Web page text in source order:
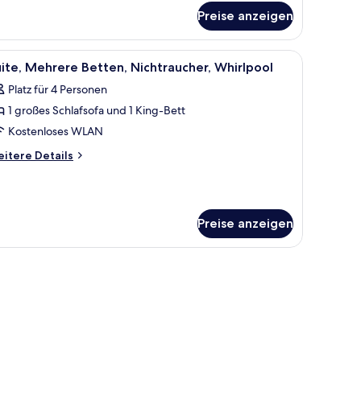
Preise anzeigen
Nachttisch, einer Lampe und einem Fenster mit Vorhängen.
Ein Hotelzimmer mit einem großen Bett,
5 Mehrere Betten, Nichtraucher, Whirlpool
Platz für 4 Personen
1 großes Schlafsofa und 1 King-Bett
Kostenloses WLAN
Details
Preise anzeigen
Vorhängen.